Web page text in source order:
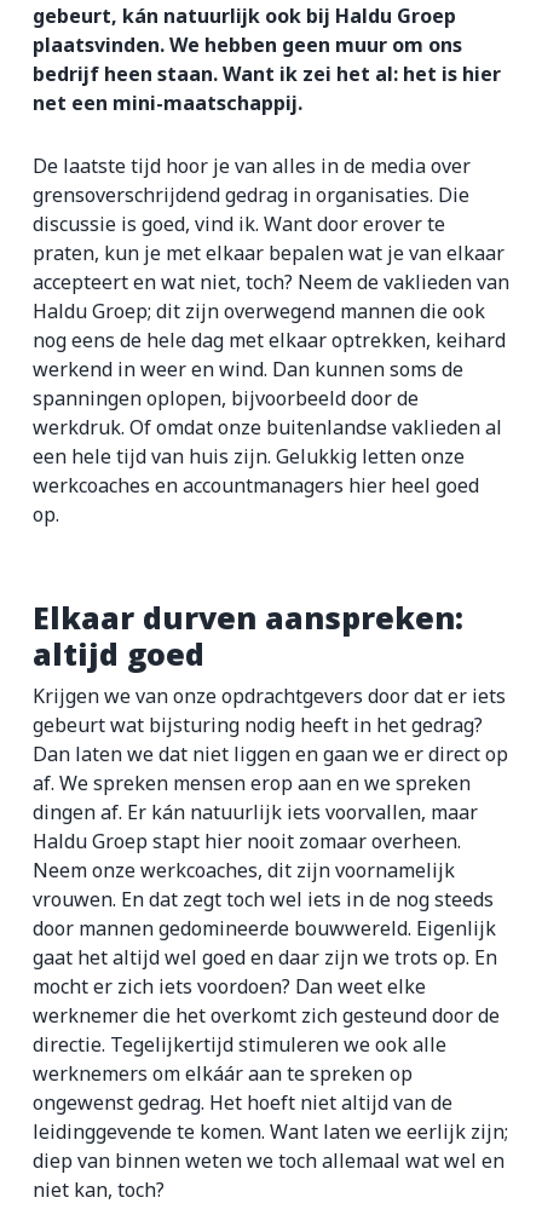
gebeurt, kán natuurlijk ook bij Haldu Groep
plaatsvinden. We hebben geen muur om ons
bedrijf heen staan. Want ik zei het al: het is hier
net een mini-maatschappij.
De laatste tijd hoor je van alles in de media over
grensoverschrijdend gedrag in organisaties. Die
discussie is goed, vind ik. Want door erover te
praten, kun je met elkaar bepalen wat je van elkaar
accepteert en wat niet, toch? Neem de vaklieden van
Haldu Groep; dit zijn overwegend mannen die ook
nog eens de hele dag met elkaar optrekken, keihard
werkend in weer en wind. Dan kunnen soms de
spanningen oplopen, bijvoorbeeld door de
werkdruk. Of omdat onze buitenlandse vaklieden al
een hele tijd van huis zijn. Gelukkig letten onze
werkcoaches en accountmanagers hier heel goed
op.
Elkaar durven aanspreken:
altijd goed
Krijgen we van onze opdrachtgevers door dat er iets
gebeurt wat bijsturing nodig heeft in het gedrag?
Dan laten we dat niet liggen en gaan we er direct op
af. We spreken mensen erop aan en we spreken
dingen af. Er kán natuurlijk iets voorvallen, maar
Haldu Groep stapt hier nooit zomaar overheen.
Neem onze werkcoaches, dit zijn voornamelijk
vrouwen. En dat zegt toch wel iets in de nog steeds
door mannen gedomineerde bouwwereld. Eigenlijk
gaat het altijd wel goed en daar zijn we trots op. En
mocht er zich iets voordoen? Dan weet elke
werknemer die het overkomt zich gesteund door de
directie. Tegelijkertijd stimuleren we ook alle
werknemers om elkáár aan te spreken op
ongewenst gedrag. Het hoeft niet altijd van de
leidinggevende te komen. Want laten we eerlijk zijn;
diep van binnen weten we toch allemaal wat wel en
niet kan, toch?